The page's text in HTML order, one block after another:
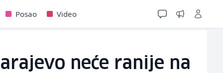
Posao Video
neće ranije na